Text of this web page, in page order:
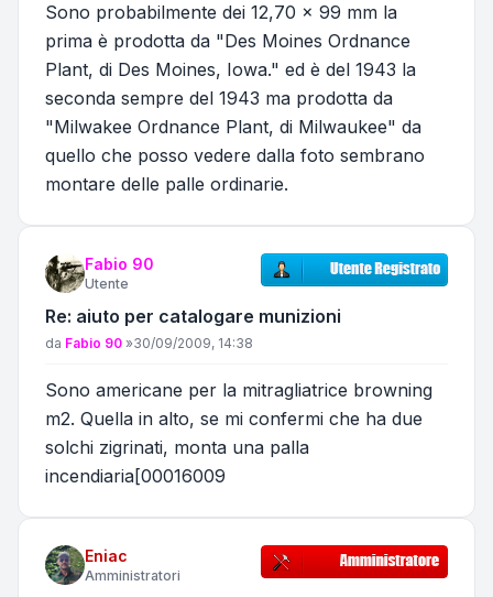
Sono probabilmente dei 12,70 x 99 mm la
prima è prodotta da "Des Moines Ordnance
Plant, di Des Moines, Iowa." ed è del 1943 la
seconda sempre del 1943 ma prodotta da
"Milwakee Ordnance Plant, di Milwaukee" da
quello che posso vedere dalla foto sembrano
montare delle palle ordinarie.
Fabio 90
Utente
Re: aiuto per catalogare munizioni
Messaggio
da Fabio 90 »30/09/2009, 14:38
Sono americane per la mitragliatrice browning
m2. Quella in alto, se mi confermi che ha due
solchi zigrinati, monta una palla
incendiaria[00016009
Eniac
Amministratori